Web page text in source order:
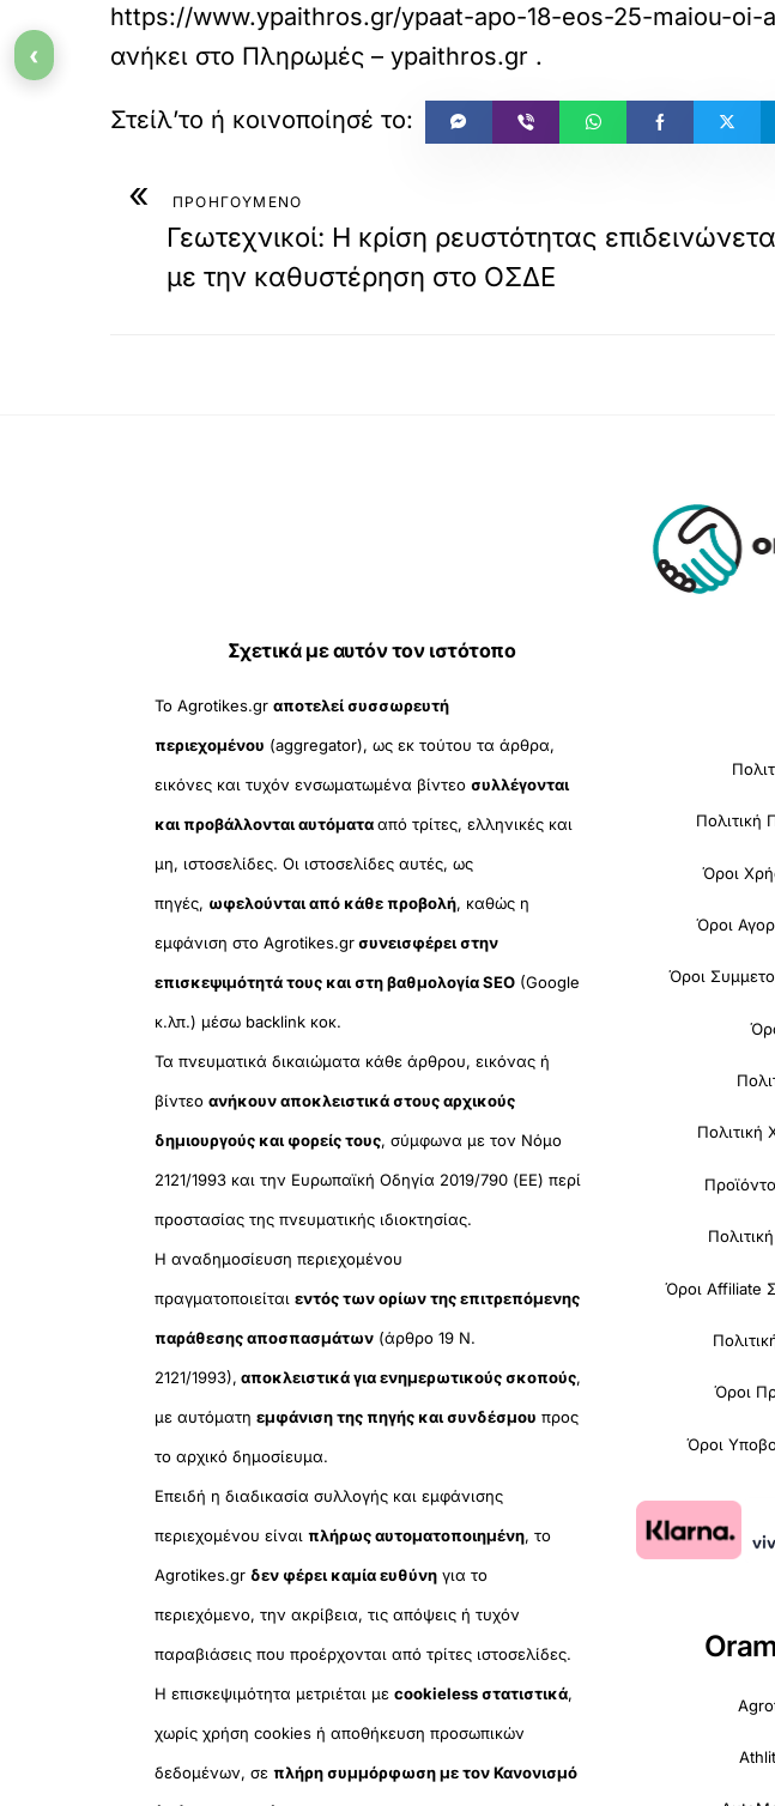
https://www.ypaithros.gr/ypaat-apo-18-eos-25-maiou-
ανήκει στο Πληρωμές – ypaithros.gr .
« ΠΡΟΗΓΟΥΜΕΝΟ
Γεωτεχνικοί: Η κρίση ρευστότητας
με την καθυστέρηση στο ΟΣΔΕ
Σχετικά με αυτόν τον ιστότοπο
Το Agrotikes.grαποτελεί συσσωρευτή
περιεχομένου (aggregator), ως εκ τούτου τα άρθρα,
εικόνες και τυχόν ενσωματωμένα βίντεοσυλλέγονται
και προβάλλονται αυτόματααπό τρίτες, ελληνικές και
μη, ιστοσελίδες. Οι ιστοσελίδες αυτές, ως
πηγές, ωφελούνται από κάθε προβολή, καθώς η
εμφάνιση στο Agrotikes.grσυνεισφέρει στην
επισκεψιμότητά τους και στη βαθμολογία SEO (Google
κ.λπ.) μέσω backlink κοκ.
Τα πνευματικά δικαιώματα κάθε άρθρου, εικόνας ή
βίντεοανήκουν αποκλειστικά στους αρχικούς
δημιουργούς και φορείς τους, σύμφωνα με τον Νόμο
2121/1993 και την Ευρωπαϊκή Οδηγία 2019/790 (ΕΕ) περί
προστασίας της πνευματικής ιδιοκτησίας.
Η αναδημοσίευση περιεχομένου
πραγματοποιείταιεντός των ορίων της επιτρεπόμενης
παράθεσης αποσπασμάτων (άρθρο 19 Ν.
2121/1993), αποκλειστικά για ενημερωτικούς σκοπούς,
με αυτόματηεμφάνιση της πηγής και συνδέσμου προς
το αρχικό δημοσίευμα.
Επειδή η διαδικασία συλλογής και εμφάνισης
περιεχομένου είναιπλήρως αυτοματοποιημένη, το
Agrotikes.gr δεν φέρει καμία ευθύνη για το
περιεχόμενο, την ακρίβεια, τις απόψεις ή τυχόν
παραβιάσεις που προέρχονται από τρίτες ιστοσελίδες.
Η επισκεψιμότητα μετριέται μεcookieless στατιστικά,
χωρίς χρήση cookies ή αποθήκευση προσωπικών
δεδομένων, σεπλήρη συμμόρφωση με τον Κανονισμό
Πολιτική
Όροι
Όροι
Όροι
Όροι Affiliate
Όροι
Όροι
‹